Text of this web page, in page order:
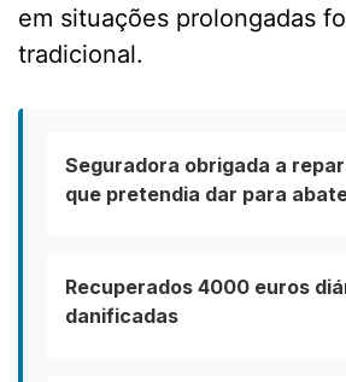
em situações prolongadas
tradicional.
Seguradora obrigada a
que pretendia dar para
Recuperados 4000 euros
danificadas